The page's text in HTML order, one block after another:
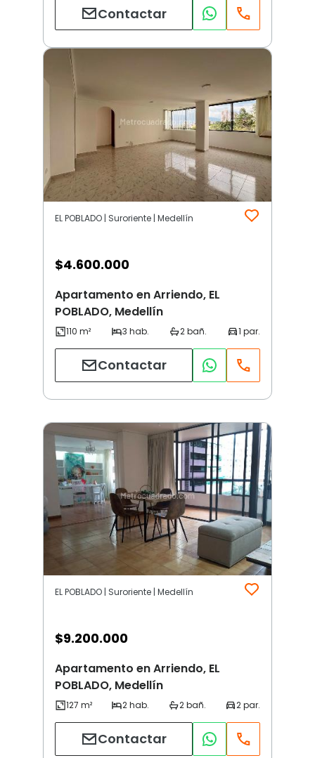
Contactar
EL POBLADO | Suroriente | Medellín
$4.600.000
Apartamento en Arriendo, EL
POBLADO, Medellín
Contactar
EL POBLADO | Suroriente | Medellín
$9.200.000
Apartamento en Arriendo, EL
POBLADO, Medellín
Contactar